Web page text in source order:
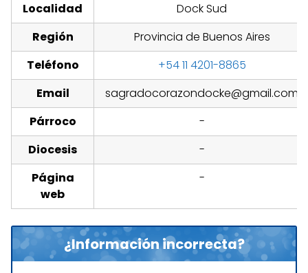
Localidad
Dock Sud
Región
Provincia de Buenos Aires
Teléfono
+54 11 4201-8865
Email
sagradocorazondocke@gmail.com
Párroco
-
Diocesis
-
Página
web
-
¿Información incorrecta?